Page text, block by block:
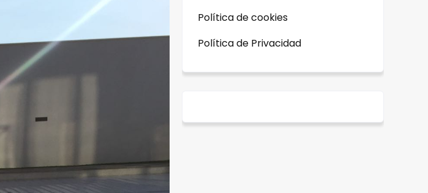
Política de cookies
Política de Privacidad